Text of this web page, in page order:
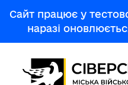
Сайт працює у
наразі